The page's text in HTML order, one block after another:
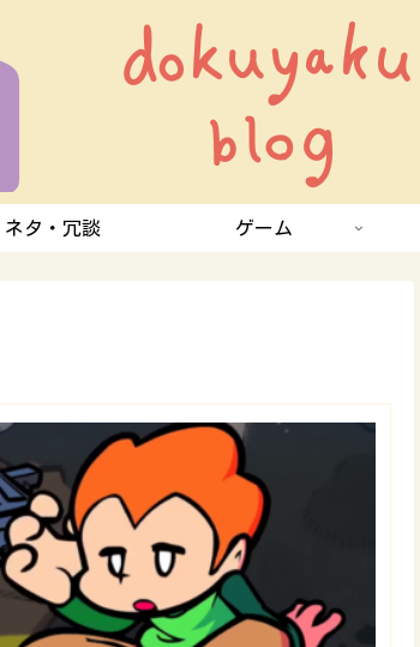
ネタ・冗談 ゲーム